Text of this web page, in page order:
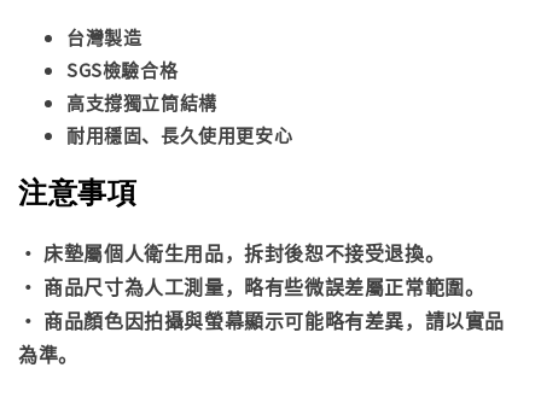
台灣製造
SGS檢驗合格
高支撐獨立筒結構
耐用穩固、長久使用更安心
注意事項
• 床墊屬個人衛生用品，拆封後恕不接受退換。
• 商品尺寸為人工測量，略有些微誤差屬正常範圍。
• 商品顏色因拍攝與螢幕顯示可能略有差異，請以實品
為準。